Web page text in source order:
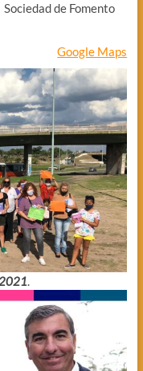
de Fomento
Google Maps
.